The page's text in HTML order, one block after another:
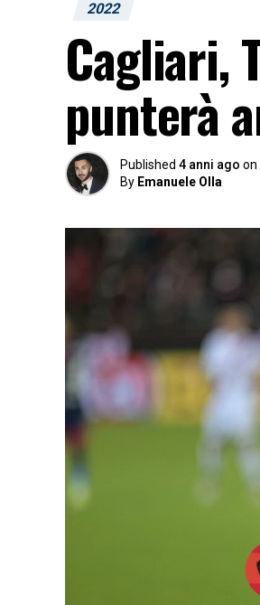
2022
Cagliari,
punterà
Published 4 anni ago on
By Emanuele Olla